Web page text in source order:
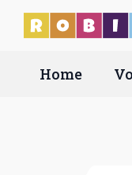
Skip
content
Home